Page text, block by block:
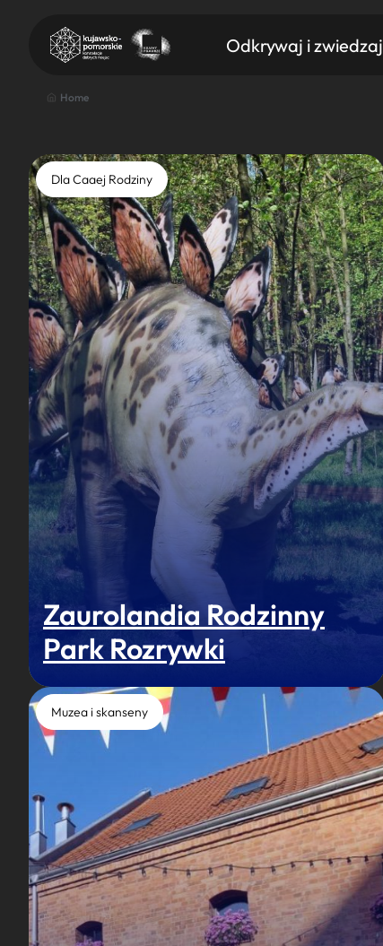
Odkrywaj i zwiedzaj
Znajdź atrakcję
Nazwa atrakcji
Home
Dla Caaej Rodziny
Zaurolandia Rodzinny
Park Rozrywki
Muzea i skanseny